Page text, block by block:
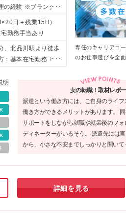
の経験 ※ブランク
も、まずはお気軽に
記載いただける
日＋残業15H）
勤務手当あり
、北品川駅より徒歩
：基本在宅勤務 ※
専任のキャリアコ
のお仕事選びを全
明
女の転職！取材レポ
派遣という働き方には、ご自身のライ
働き方ができるメリットがあります。
サポートをしながら就職や就業後のフ
ディネーターがいるそう。 派遣先には
から、小さな不安までしっかりと聞いて
詳細を見る